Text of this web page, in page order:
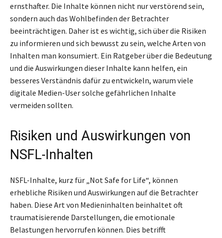
ernsthafter. Die Inhalte können nicht nur verstörend sein,
sondern auch das Wohlbefinden der Betrachter
beeinträchtigen. Daher ist es wichtig, sich über die Risiken
zu informieren und sich bewusst zu sein, welche Arten von
Inhalten man konsumiert. Ein Ratgeber über die Bedeutung
und die Auswirkungen dieser Inhalte kann helfen, ein
besseres Verständnis dafür zu entwickeln, warum viele
digitale Medien-User solche gefährlichen Inhalte
vermeiden sollten.
Risiken und Auswirkungen von
NSFL-Inhalten
NSFL-Inhalte, kurz für „Not Safe for Life“, können
erhebliche Risiken und Auswirkungen auf die Betrachter
haben. Diese Art von Medieninhalten beinhaltet oft
traumatisierende Darstellungen, die emotionale
Belastungen hervorrufen können. Dies betrifft